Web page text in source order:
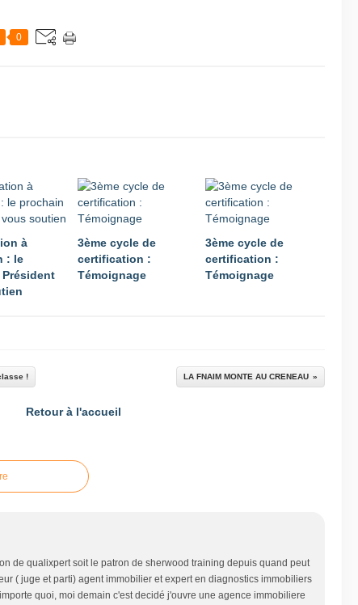
0
à
: le
3ème cycle de
certification :
Témoignage
3ème cycle de
certification :
Témoignage
! LA FNAIM MONTE AU CRENEAU
Retour à l'accueil
de qualixpert soit le patron de sherwood training depuis quand peut
( juge et parti) agent immobilier et expert en diagnostics immobiliers
quoi, moi demain c'est decidé j'ouvre une agence immobiliere